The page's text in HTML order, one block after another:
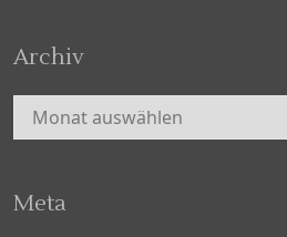
Archiv
Archiv
Meta